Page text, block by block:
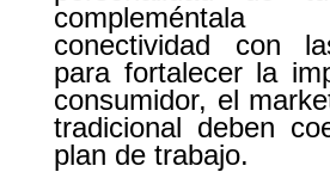
conectividad con
para fortalecer la
consumidor, el
tradicional deben
plan de trabajo.